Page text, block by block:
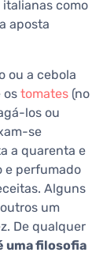
italianas como
aposta
ou a cebola
os tomates (no
los ou
se
a quarenta e
e perfumado
Alguns
um
De qualquer
uma filosofia